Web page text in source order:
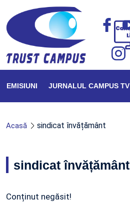
EMISIUNI JURNALUL CAMPUS TV
Acasă sindicat învățământ
sindicat învățământ
Conținut negăsit!